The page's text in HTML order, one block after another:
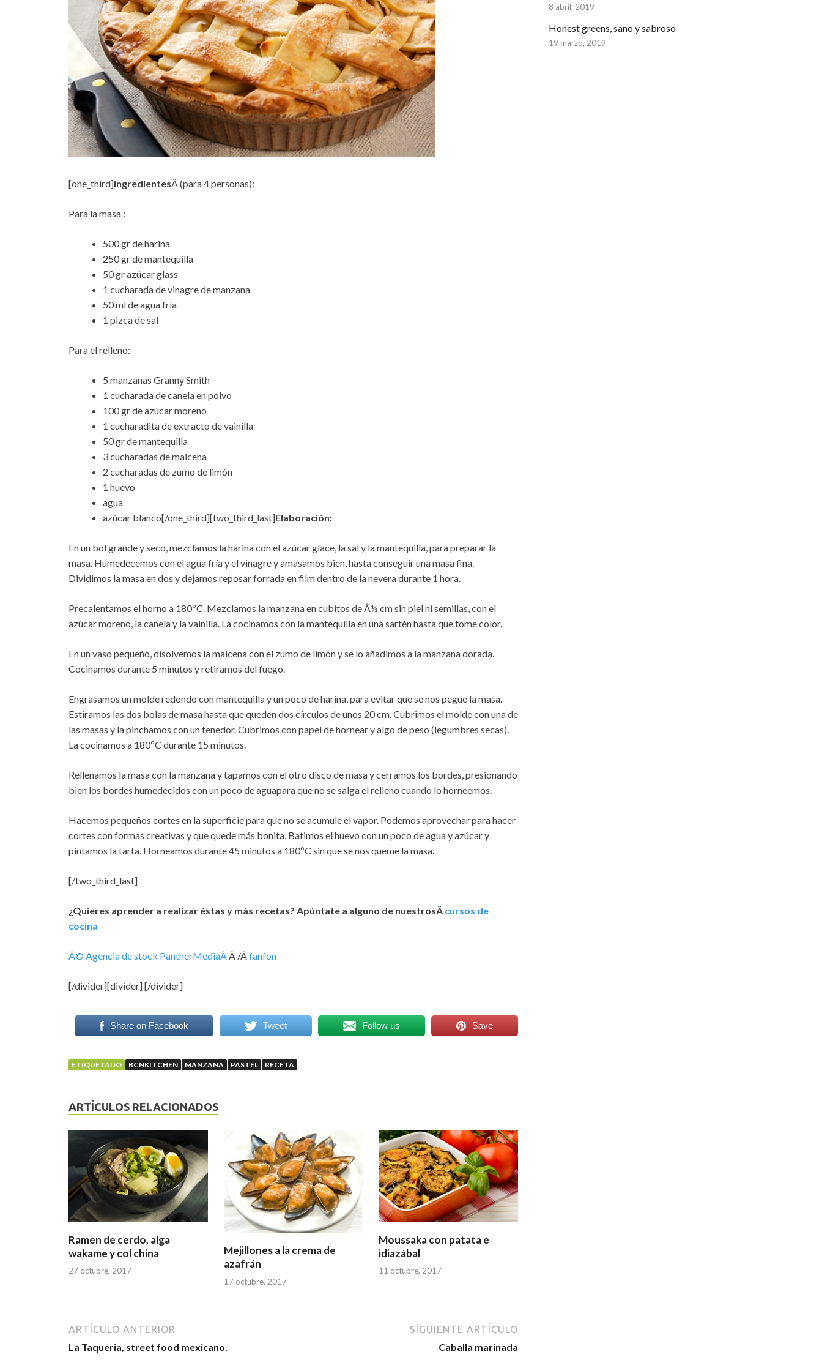
[one_third]IngredientesÂ (para 4 personas):
Para la masa :
500 gr de harina
250 gr de mantequilla
50 gr azúcar glass
1 cucharada de vinagre de manzana
50 ml de agua fría
1 pizca de sal
Para el relleno:
5 manzanas Granny Smith
1 cucharada de canela en polvo
100 gr de azúcar moreno
1 cucharadita de extracto de vainilla
50 gr de mantequilla
3 cucharadas de maicena
2 cucharadas de zumo de limón
1 huevo
agua
azúcar blanco[/one_third][two_third_last]Elaboración:
En un bol grande y seco, mezclamos la harina con el azúcar glace, la sal y la mantequilla, para preparar la
masa. Humedecemos con el agua fría y el vinagre y amasamos bien, hasta conseguir una masa fina.
Dividimos la masa en dos y dejamos reposar forrada en film dentro de la nevera durante 1 hora.
Precalentamos el horno a 180ºC. Mezclamos la manzana en cubitos de Â½ cm sin piel ni semillas, con el
azúcar moreno, la canela y la vainilla. La cocinamos con la mantequilla en una sartén hasta que tome color.
En un vaso pequeño, disolvemos la maicena con el zumo de limón y se lo añadimos a la manzana dorada.
Cocinamos durante 5 minutos y retiramos del fuego.
Engrasamos un molde redondo con mantequilla y un poco de harina, para evitar que se nos pegue la masa.
Estiramos las dos bolas de masa hasta que queden dos círculos de unos 20 cm. Cubrimos el molde con una de
las masas y la pinchamos con un tenedor. Cubrimos con papel de hornear y algo de peso (legumbres secas).
La cocinamos a 180ºC durante 15 minutos.
Rellenamos la masa con la manzana y tapamos con el otro disco de masa y cerramos los bordes, presionando
bien los bordes humedecidos con un poco de aguapara que no se salga el relleno cuando lo horneemos.
Hacemos pequeños cortes en la superficie para que no se acumule el vapor. Podemos aprovechar para hacer
cortes con formas creativas y que quede más bonita. Batimos el huevo con un poco de agua y azúcar y
pintamos la tarta. Horneamos durante 45 minutos a 180ºC sin que se nos queme la masa.
[/two_third_last]
¿Quieres aprender a realizar éstas y más recetas? Apúntate a alguno de nuestrosÂ cursos de
cocina
Â© Agencia de stock PantherMediaÂÂ /Âfanfon
[/divider][divider] [/divider]
Share on Facebook Tweet Follow us Save
ETIQUETADO BCNKITCHEN MANZANA PASTEL RECETA
ARTÍCULOS RELACIONADOS
Ramen de cerdo, alga
wakame y col china
27 octubre, 2017
Mejillones a la crema de
azafrán
17 octubre, 2017
Moussaka con patata e
idiazábal
11 octubre, 2017
ARTÍCULO ANTERIOR
La Taqueria, street food mexicano.
SIGUIENTE ARTÍCULO
Caballa marinada
8 abril, 2019
Honest greens, sano y sabroso
19 marzo, 2019